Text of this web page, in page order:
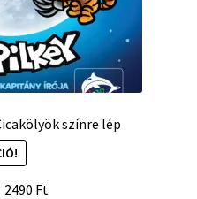
színre lép
2490 Ft